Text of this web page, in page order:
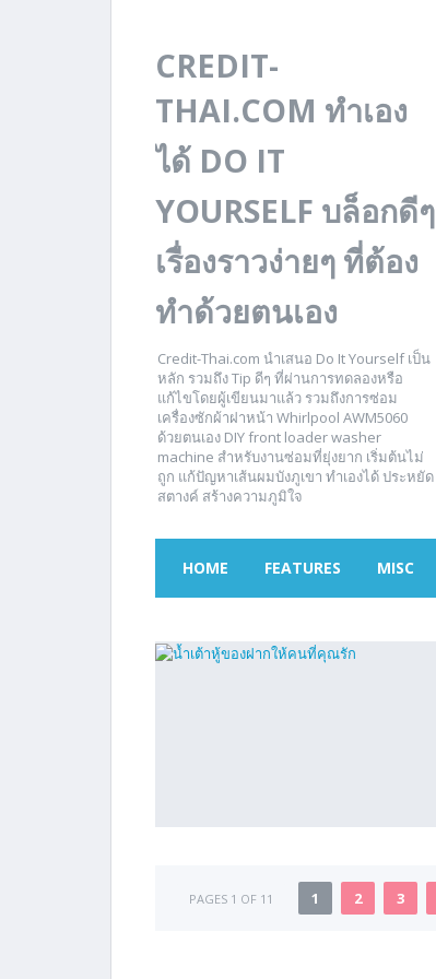
CREDIT-
THAI.COM ทำเอง
ได้ DO IT
YOURSELF บล็อกดีๆ
เรื่องราวง่ายๆ ที่ต้อง
ทำด้วยตนเอง
Credit-Thai.com นำเสนอ Do It Yourself เป็น
หลัก รวมถึง Tip ดีๆ ที่ผ่านการทดลองหรือ
แก้ไขโดยผู้เขียนมาแล้ว รวมถึงการซ่อม
เครื่องซักผ้าฝาหน้า Whirlpool AWM5060
ด้วยตนเอง DIY front loader washer
machine สำหรับงานซ่อมที่ยุ่งยาก เริ่มต้นไม่
ถูก แก้ปัญหาเส้นผมบังภูเขา ทำเองได้ ประหยัด
สตางค์ สร้างความภูมิใจ
HOME FEATURES MISC
PAGES 1 OF 11 1 2 3